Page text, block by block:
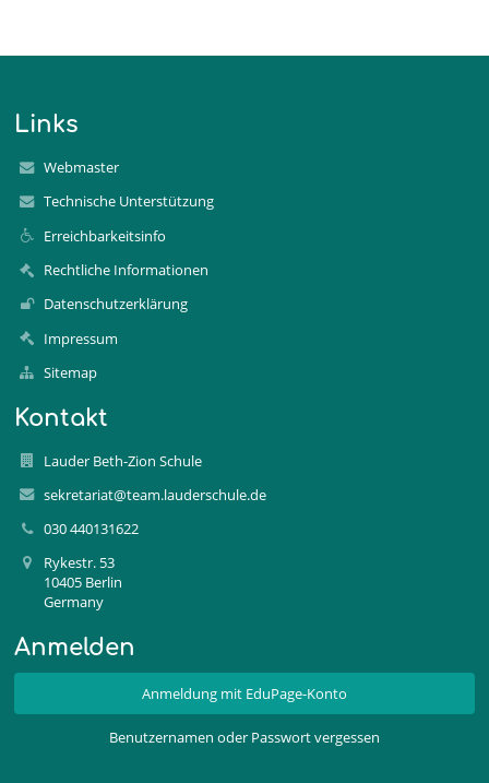
Links
Webmaster
Technische Unterstützung
Erreichbarkeitsinfo
Rechtliche Informationen
Datenschutzerklärung
Impressum
Sitemap
Kontakt
Lauder Beth-Zion Schule
sekretariat@team.lauderschule.de
030 440131622
Rykestr. 53
10405 Berlin
Germany
Anmelden
Anmeldung mit EduPage-Konto
Benutzernamen oder Passwort vergessen